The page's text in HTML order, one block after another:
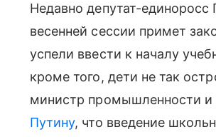
Недавно депутат-
весенней сессии примет
успели ввести к началу
кроме того, дети не так
министр промышленности и
Путину, что введение